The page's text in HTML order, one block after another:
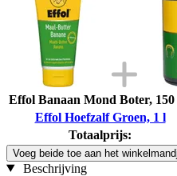
Effol Banaan Mond Boter,
Effol Hoefzalf Groen, 1 l
Totaalprijs:
Voeg beide toe aan het
Beschrijving